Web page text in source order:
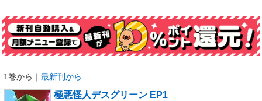
1巻から ｜ 最新刊から
極悪怪人デスグリーン EP1